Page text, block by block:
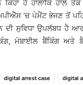
ਹੈ ਹਾਲਾਂਕਿ ਹਾਲੇ
’ਚ ਪੇਮੈਂਟ ਭੇਜਣ ਤੋਂ
ਦੀ ਸੁਵਿਧਾ ਉਪਲੱਬਧ ਹੈ
ਮੋਬਾਈਲ ਬੈਂਕਿੰਗ ਅਤੇ
digital arrest case
digital